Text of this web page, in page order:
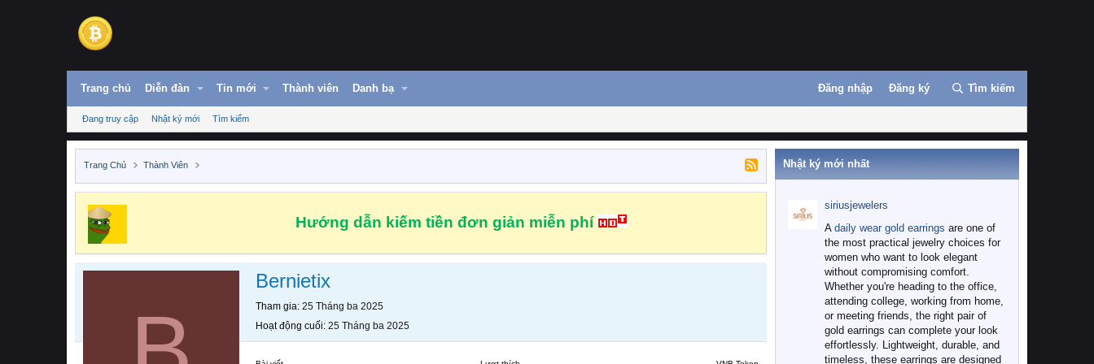
Trang chủ Diễn đàn Tin mới Thành viên Danh bạ Đăng nhập Đăng ký Tìm kiếm
Đang truy cập Nhật ký mới Tìm kiếm
Trang Chủ Thành Viên
Hướng dẫn kiếm tiền đơn giản miễn phí
Bernietix
Tham gia 25 Tháng ba 2025
Hoạt động cuối 25 Tháng ba 2025
Nhật ký mới nhất
siriusjewelers
A daily wear gold earrings are one of
the most practical jewelry choices for
women who want to look elegant
without compromising comfort.
Whether you're heading to the office,
attending college, working from home,
or meeting friends, the right pair of
gold earrings can complete your look
effortlessly. Lightweight, durable, and
timeless, these earrings are designed